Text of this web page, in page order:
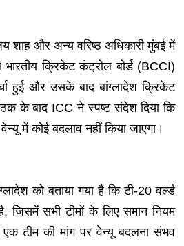
शाह और अन्य वरिष्ठ अधिकारी मुंबई में
क्रिकेट कंट्रोल बोर्ड (BCCI)
हुई और उसके बाद बांग्लादेश क्रिकेट
के बाद ICC ने स्पष्ट संदेश दिया कि
में कोई बदलाव नहीं किया जाएगा।
को बताया गया है कि टी-20 वर्ल्ड
जिसमें सभी टीमों के लिए समान नियम
टीम की मांग पर वेन्यू बदलना संभव